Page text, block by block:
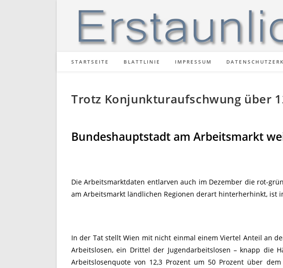
STARTSEITE BLATTLINIE IMPRESSUM
Trotz Konjunkturaufschwung über
Bundeshauptstadt am Arbeitsmarkt
Die Arbeitsmarktdaten entlarven auch im Dezember die rot-
am Arbeitsmarkt ländlichen Regionen derart hinterherhinkt, ist
In der Tat stellt Wien mit nicht einmal einem Viertel Anteil an
Arbeitslosen, ein Drittel der Jugendarbeitslosen – knapp die
Arbeitslosenquote von 12,3 Prozent um 50 Prozent über